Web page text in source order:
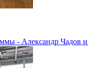
- Александр Чадов